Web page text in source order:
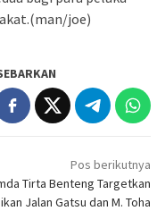
joe)
Pos berikutnya
Tirta Benteng Targetkan
Jalan Gatsu dan M. Toha